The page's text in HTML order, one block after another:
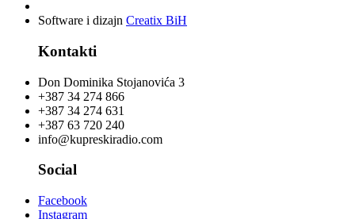
Software i dizajn Creatix BiH
Kontakti
Don Dominika Stojanovića 3
+387 34 274 866
+387 34 274 631
+387 63 720 240
info@kupreskiradio.com
Social
Facebook
Instagram